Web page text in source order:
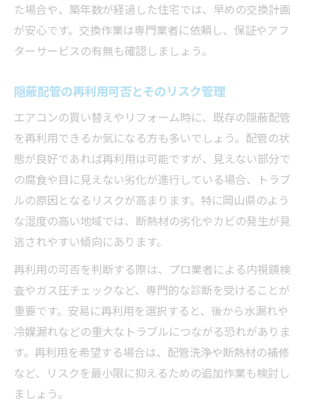
た場合や、築年数が経過した住宅では、早めの交換計画
が安心です。交換作業は専門業者に依頼し、保証やアフ
ターサービスの有無も確認しましょう。
隠蔽配管の再利用可否とそのリスク管理
エアコンの買い替えやリフォーム時に、既存の隠蔽配管
を再利用できるか気になる方も多いでしょう。配管の状
態が良好であれば再利用は可能ですが、見えない部分で
の腐食や目に見えない劣化が進行している場合、トラブ
ルの原因となるリスクが高まります。特に岡山県のよう
な湿度の高い地域では、断熱材の劣化やカビの発生が見
逃されやすい傾向にあります。
再利用の可否を判断する際は、プロ業者による内視鏡検
査やガス圧チェックなど、専門的な診断を受けることが
重要です。安易に再利用を選択すると、後から水漏れや
冷媒漏れなどの重大なトラブルにつながる恐れがありま
す。再利用を希望する場合は、配管洗浄や断熱材の補修
など、リスクを最小限に抑えるための追加作業も検討し
ましょう。